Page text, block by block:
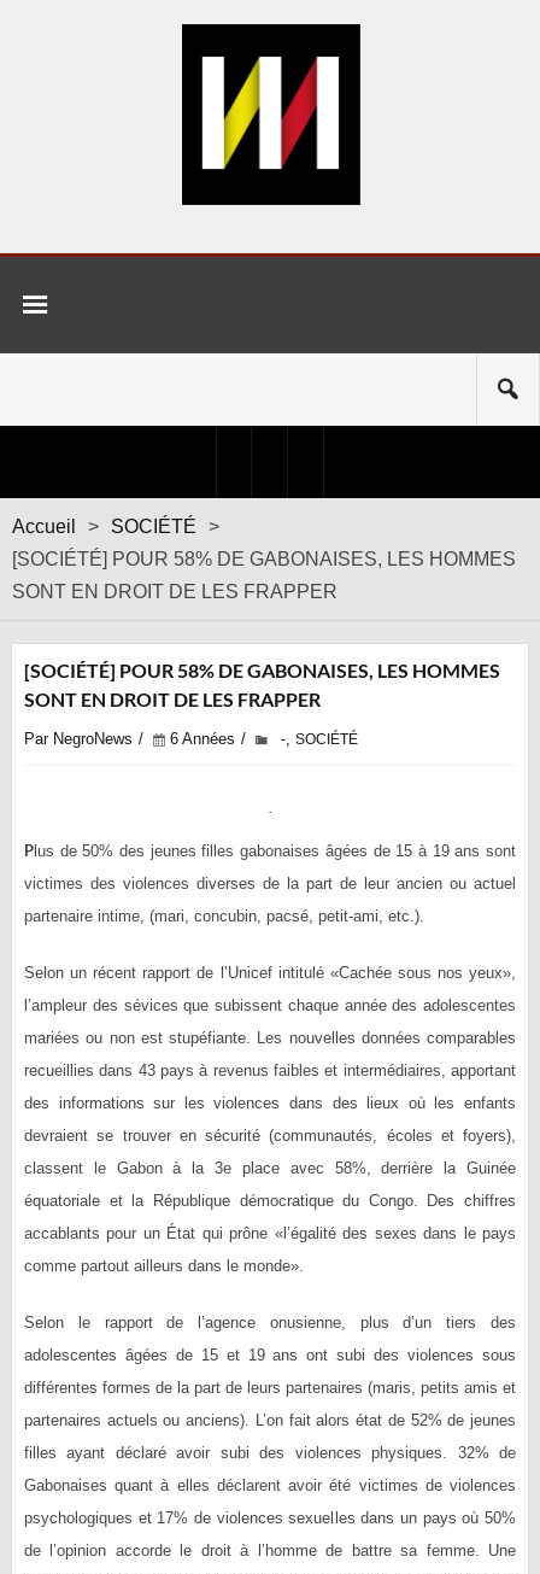
Accueil > SOCIÉTÉ
>
[SOCIÉTÉ] POUR 58% DE GABONAISES, LES HOMMES
SONT EN DROIT DE LES FRAPPER
[SOCIÉTÉ] POUR 58% DE GABONAISES, LES HOMMES
SONT EN DROIT DE LES FRAPPER
Par NegroNews 6 Années -, SOCIÉTÉ
P lus de 50% des jeunes filles gabonaises âgées de 15 à 19 ans sont
victimes des violences diverses de la part de leur ancien ou actuel
partenaire intime, (mari, concubin, pacsé, petit-ami, etc.).
Selon un récent rapport de l’Unicef intitulé «Cachée sous nos yeux»,
l’ampleur des sévices que subissent chaque année des adolescentes
mariées ou non est stupéfiante. Les nouvelles données comparables
recueillies dans 43 pays à revenus faibles et intermédiaires, apportant
des informations sur les violences dans des lieux où les enfants
devraient se trouver en sécurité (communautés, écoles et foyers),
classent le Gabon à la 3e place avec 58%, derrière la Guinée
équatoriale et la République démocratique du Congo. Des chiffres
accablants pour un État qui prône «l’égalité des sexes dans le pays
comme partout ailleurs dans le monde».
Selon le rapport de l’agence onusienne, plus d’un tiers des
adolescentes âgées de 15 et 19 ans ont subi des violences sous
différentes formes de la part de leurs partenaires (maris, petits amis et
partenaires actuels ou anciens). L’on fait alors état de 52% de jeunes
filles ayant déclaré avoir subi des violences physiques. 32% de
Gabonaises quant à elles déclarent avoir été victimes de violences
psychologiques et 17% de violences sexuelles dans un pays où 50%
de l’opinion accorde le droit à l’homme de battre sa femme. Une